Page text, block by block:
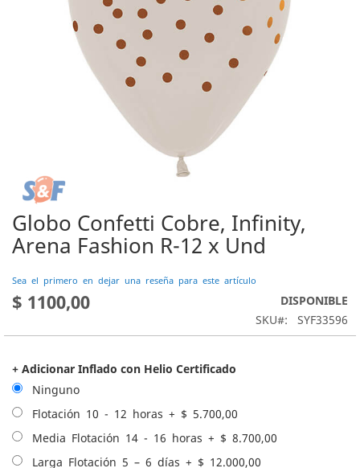
Globo Confetti Cobre, Infinity,
Arena Fashion R-12 x Und
Sea el primero en dejar una reseña para este artículo
$ 1100,00 DISPONIBLE
SKU SYF33596
+ Adicionar Inflado con Helio Certificado
Ninguno
Flotación 10 - 12 horas + $ 5.700,00
Media Flotación 14 - 16 horas + $ 8.700,00
Larga Flotación 5 – 6 días + $ 12.000,00
Saltar
comienzo
la
galería